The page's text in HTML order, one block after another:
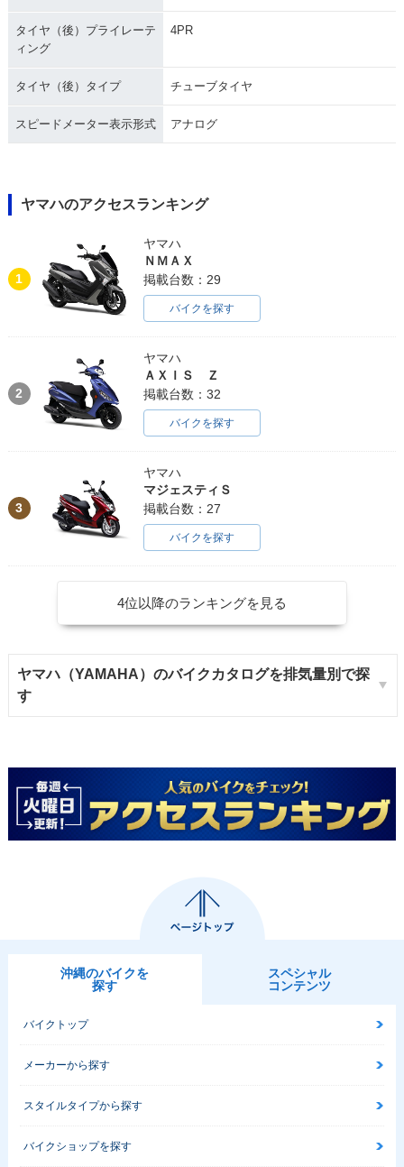
タイヤ（後）プライレーテ
ィング
4PR
タイヤ（後）タイプ チューブタイヤ
スピードメーター表示形式 アナログ
ヤマハのアクセスランキング
1
ヤマハ
ＮＭＡＸ
掲載台数：29
バイクを探す
2
ヤマハ
ＡＸＩＳ Ｚ
掲載台数：32
バイクを探す
3
ヤマハ
マジェスティＳ
掲載台数：27
バイクを探す
4位以降のランキングを見る
ヤマハ（YAMAHA）のバイクカタログを排気量別で探
す
沖縄のバイクを
探す
スペシャル
コンテンツ
バイクトップ
メーカーから探す
スタイルタイプから探す
バイクショップを探す